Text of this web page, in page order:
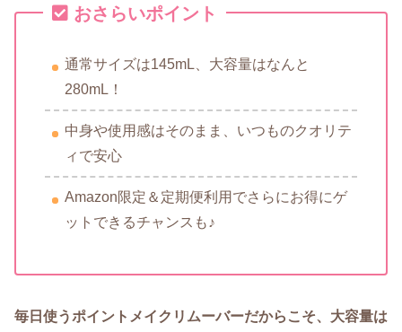
おさらいポイント
通常サイズは145mL、大容量はなんと
280mL！
中身や使用感はそのまま、いつものクオリテ
ィで安心
Amazon限定＆定期便利用でさらにお得にゲ
ットできるチャンスも♪
毎日使うポイントメイクリムーバーだからこそ、大容量は